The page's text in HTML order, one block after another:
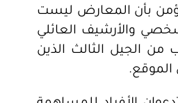
بأن المعارض ليست
والأرشيف العائلي
من الجيل الثالث الذين
الموقع.